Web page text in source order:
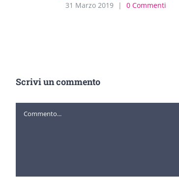
31 Marzo 2019 | 0 Commenti
Scrivi un commento
Commento